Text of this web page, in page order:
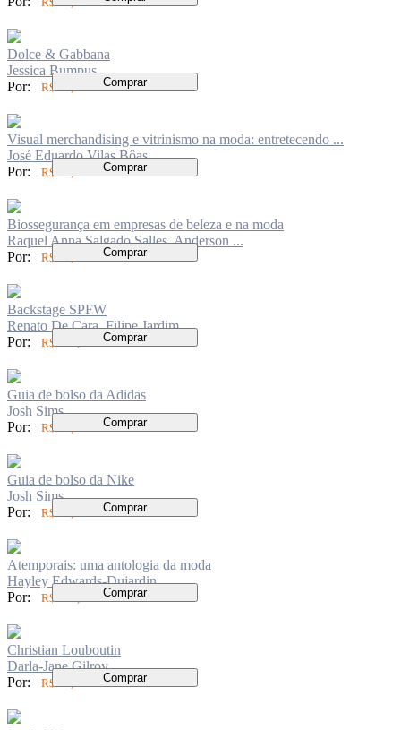
R$ 96,00
Dolce & Gabbana
Jessica Bumpus
Por:
R$ 96,00 Comprar
Visual merchandising e vitrinismo na moda: entretecendo ...
José Eduardo Vilas Bôas
Por:
R$ 80,00 Comprar
Biossegurança em empresas de beleza e na moda
Raquel Anna Salgado Salles, Anderson ...
Por:
R$ 70,00 Comprar
Backstage SPFW
Renato De Cara, Filipe Jardim
Por:
R$ 180,00 Comprar
Guia de bolso da Adidas
Josh Sims
Por:
R$ 90,00 Comprar
Guia de bolso da Nike
Josh Sims
Por:
R$ 90,00 Comprar
Atemporais: uma antologia da moda
Hayley Edwards-Dujardin
Por:
R$ 199,00 Comprar
Christian Louboutin
Darla-Jane Gilroy
Por:
R$ 91,00 Comprar